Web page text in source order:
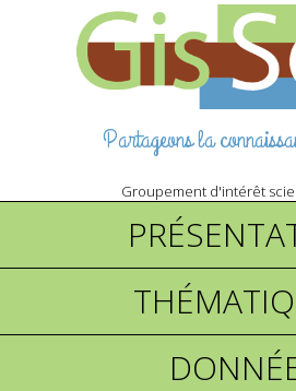
Partageons la
Groupement d'intérêt